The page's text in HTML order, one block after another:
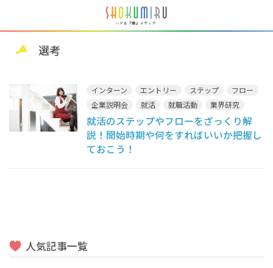
選考
インターン エントリー ステップ
フロー
企業説明会
就活 就職活動
業界研究
自己分析
試験 選考 面接
就活のステップやフローをざっくり解
説！開始時期や何をすればいいか把握し
ておこう！
人気記事一覧